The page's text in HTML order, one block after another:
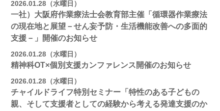
2026.01.28（水曜日）
一社）大阪府作業療法士会教育部主催「循環器作業療法
の現在地と展望－せん妄予防・生活機能改善への多面的
支援－」開催のお知らせ
2026.01.28（水曜日）
精神科OT×個別支援カンファレンス開催のお知らせ
2026.01.28（水曜日）
チャイルドライフ特別セミナー「特性のある子どもの
親、そして支援者としての経験から考える発達支援のか